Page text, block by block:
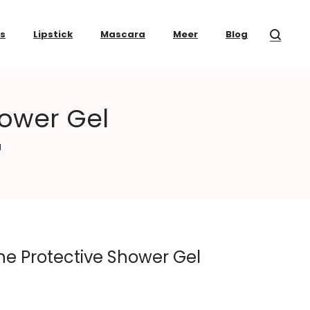
Lipstick Mascara Meer Blog
Gel
Protective Shower Gel